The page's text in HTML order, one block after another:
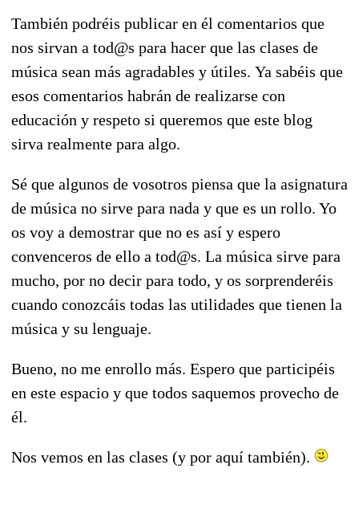
También podréis publicar en él comentarios que
nos sirvan a tod@s para hacer que las clases de
música sean más agradables y útiles. Ya sabéis que
esos comentarios habrán de realizarse con
educación y respeto si queremos que este blog
sirva realmente para algo.
Sé que algunos de vosotros piensa que la asignatura
de música no sirve para nada y que es un rollo. Yo
os voy a demostrar que no es así y espero
convenceros de ello a tod@s. La música sirve para
mucho, por no decir para todo, y os sorprenderéis
cuando conozcáis todas las utilidades que tienen la
música y su lenguaje.
Bueno, no me enrollo más. Espero que participéis
en este espacio y que todos saquemos provecho de
él.
Nos vemos en las clases (y por aquí también).